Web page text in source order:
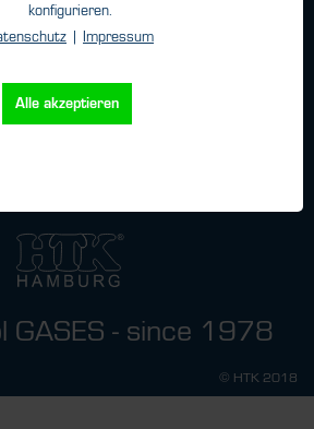
GASES - since 1978
© HTK 2018
konfigurieren.
| Impressum
Alle akzeptieren